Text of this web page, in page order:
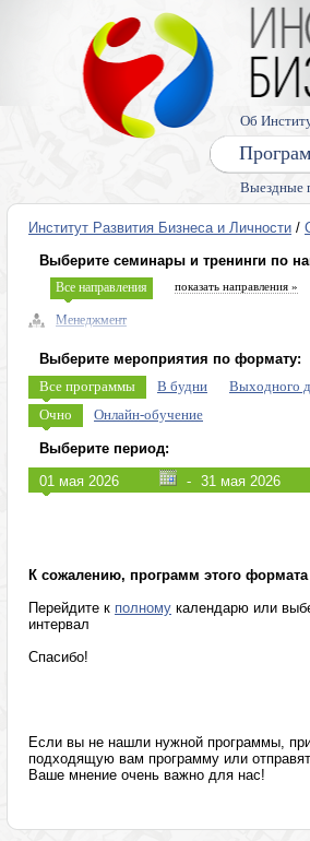
Выездные
Об
Институт Развития Бизнеса и Личности /
Выберите семинары и тренинги по
Все направления показать направления »
Менеджмент
Безопасность бизнеса, риски
Экономика, право
Налоговое планирование
Управление персоналом (HR)
Продажи, клиенты, сервис
Выберите мероприятия по формату:
Все программы
В будни Выходного
Очно
Онлайн-обучение
Выберите период:
-
К сожалению, программ этого
Перейдите к полному календарю или
интервал
Спасибо!
Если вы не нашли нужной программы,
подходящую вам программу или
Ваше мнение очень важно для нас!